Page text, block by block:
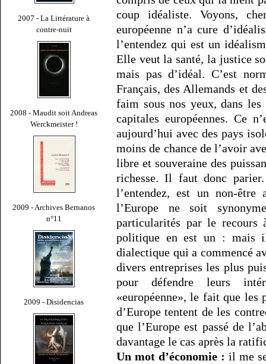
2007 - La Littérature à
contre-nuit
2008 - Maudit soit Andreas
Werckmeister !
2009 - Archives Bernanos
n°11
2009 - Disidencias
coup idéaliste. Voyons,
européenne n’a cure
l’entendez qui est un
Elle veut la santé, la justice
mais pas d’idéal. C’est
Français, des Allemands et
faim sous nos yeux, dans
capitales européennes. Ce
aujourd’hui avec des pays
moins de chance de l’avoir
libre et souveraine des
richesse. Il faut donc
l’entendez, est un non-
l’Europe ne soit
particularités par le recours
politique en est un : mais il
dialectique qui a commencé
divers entreprises les plus
pour défendre leurs
«européenne», le fait que les
d’Europe tentent de les
que l’Europe est passé de
davantage le cas après la
Un mot d’économie : il me